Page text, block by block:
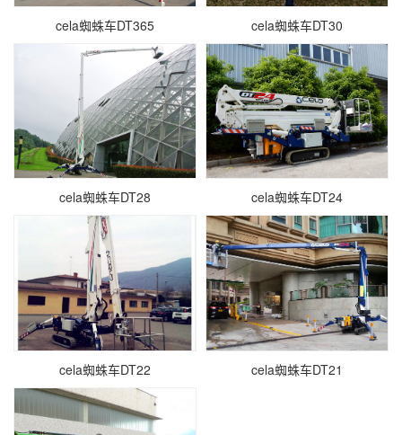
cela蜘蛛车DT365 cela蜘蛛车DT30
cela蜘蛛车DT28 cela蜘蛛车DT24
cela蜘蛛车DT22 cela蜘蛛车DT21